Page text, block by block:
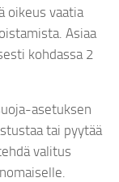
oikeus vaatia
Asiaa
kohdassa 2
asetuksen
tai pyytää
valitus